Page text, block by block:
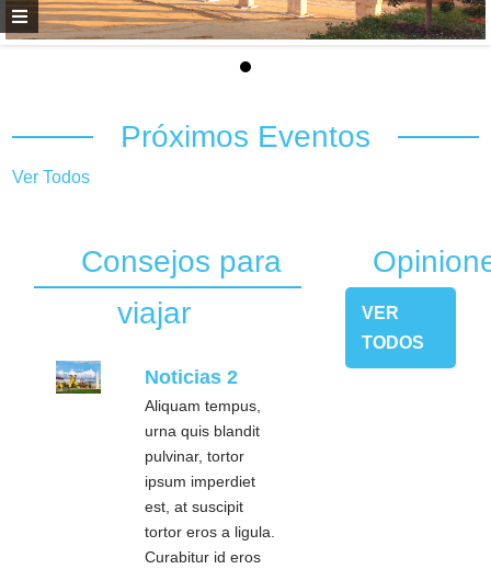
Próximos Eventos
Ver Todos
Consejos para
viajar
Noticias 2
Aliquam tempus,
urna quis blandit
pulvinar, tortor
ipsum imperdiet
est, at suscipit
tortor eros a ligula.
Curabitur id eros
VER
TODOS